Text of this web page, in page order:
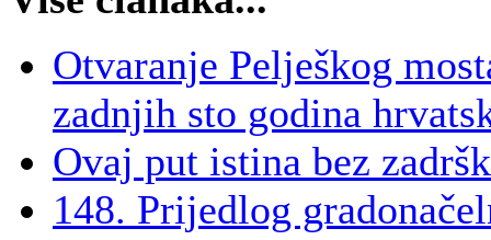
Otvaranje Pelješkog
zadnjih sto godina
Ovaj put istina bez
148. Prijedlog